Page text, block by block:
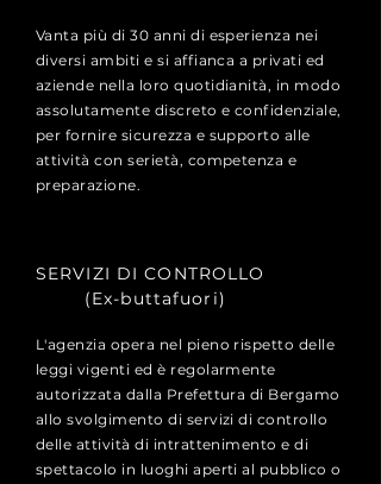
Vanta più di 30 anni di esperienza nei
diversi ambiti e si affianca a privati ed
aziende nella loro quotidianità, in modo
assolutamente discreto e confidenziale,
per fornire sicurezza e supporto alle
attività con serietà, competenza e
preparazione.
SERVIZI DI CONTROLLO
(Ex-buttafuori)
L'agenzia opera nel pieno rispetto delle
leggi vigenti ed è regolarmente
autorizzata dalla Prefettura di Bergamo
allo svolgimento di servizi di controllo
delle attività di intrattenimento e di
spettacolo in luoghi aperti al pubblico o